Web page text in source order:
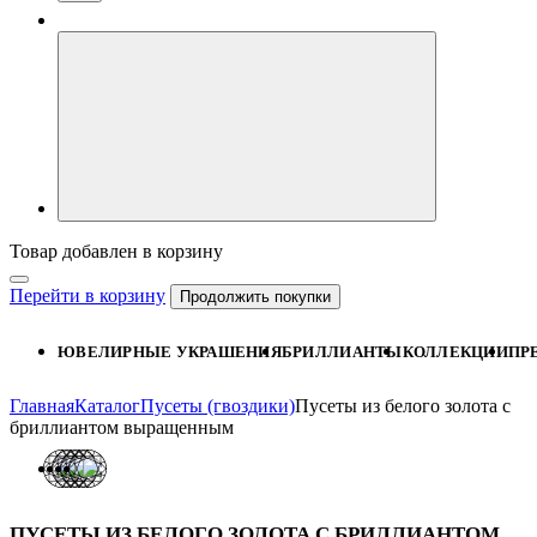
Товар добавлен в корзину
Перейти в корзину Продолжить покупки
ЮВЕЛИРНЫЕ УКРАШЕНИЯБРИЛЛИАНТЫКОЛЛЕКЦИИ
ГлавнаяКаталогПусеты (гвоздики)Пусеты из белого золота с
бриллиантом выращенным